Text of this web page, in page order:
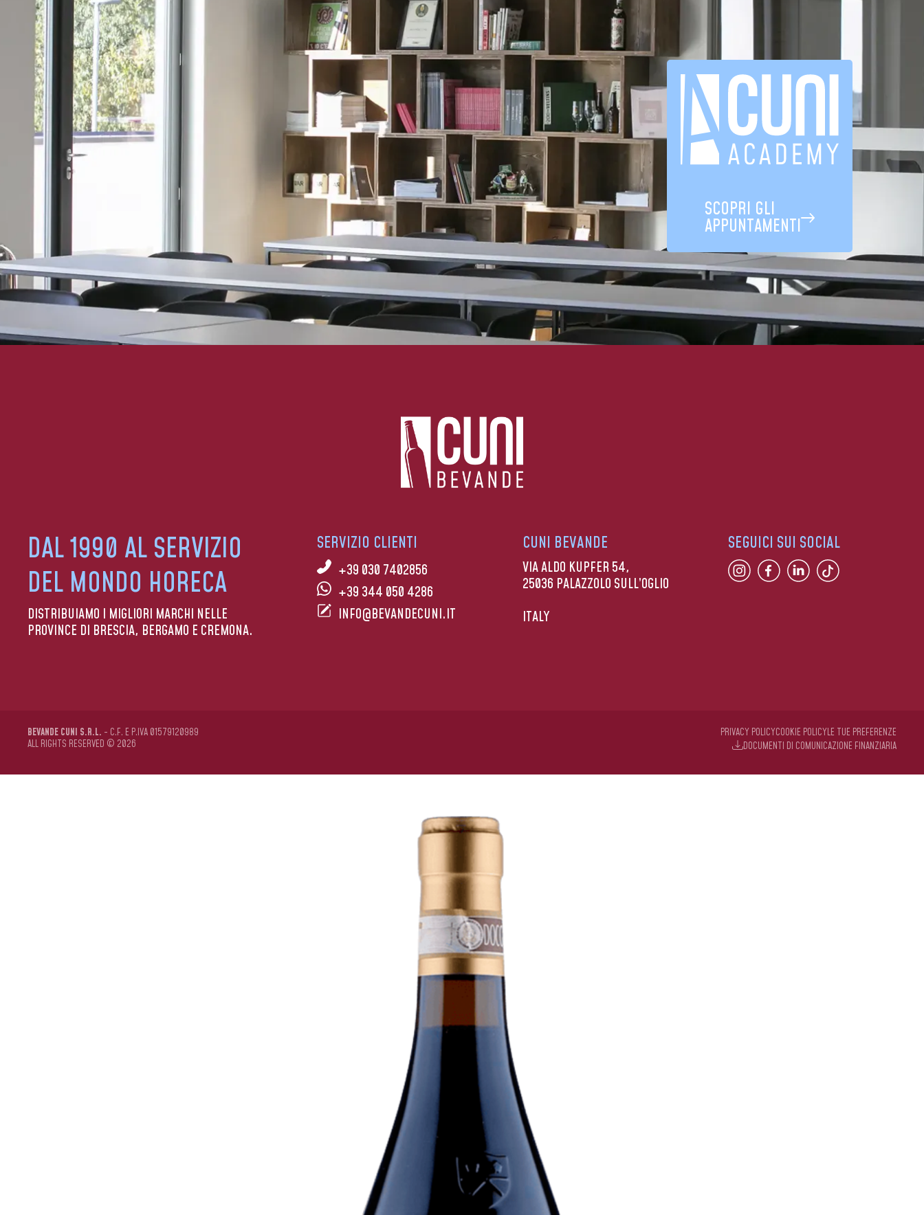
SCOPRI GLI
APPUNTAMENTI
DAL 1990 AL SERVIZIO
DEL MONDO HORECA
DISTRIBUIAMO I MIGLIORI MARCHI NELLE
PROVINCE DI BRESCIA, BERGAMO E CREMONA.
SERVIZIO CLIENTI
+39 030 7402856
+39 344 050 4286
INFO@BEVANDECUNI.IT
CUNI BEVANDE
VIA ALDO KUPFER 54,
25036 PALAZZOLO SULL’OGLIO
ITALY
SEGUICI SUI SOCIAL
BEVANDE CUNI S.R.L. - C.F. E P.IVA 01579120989
ALL RIGHTS RESERVED © 2026
PRIVACY POLICYCOOKIE POLICYLE TUE PREFERENZE
DOCUMENTI DI COMUNICAZIONE FINANZIARIA